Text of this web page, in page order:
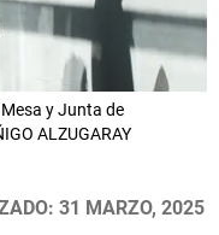
y Junta de
ALZUGARAY
31 MARZO, 2025